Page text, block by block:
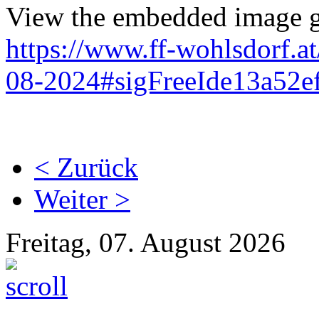
View the embedded image
https://www.ff-
08-
< Zurück
Weiter >
Freitag, 07. August 2026